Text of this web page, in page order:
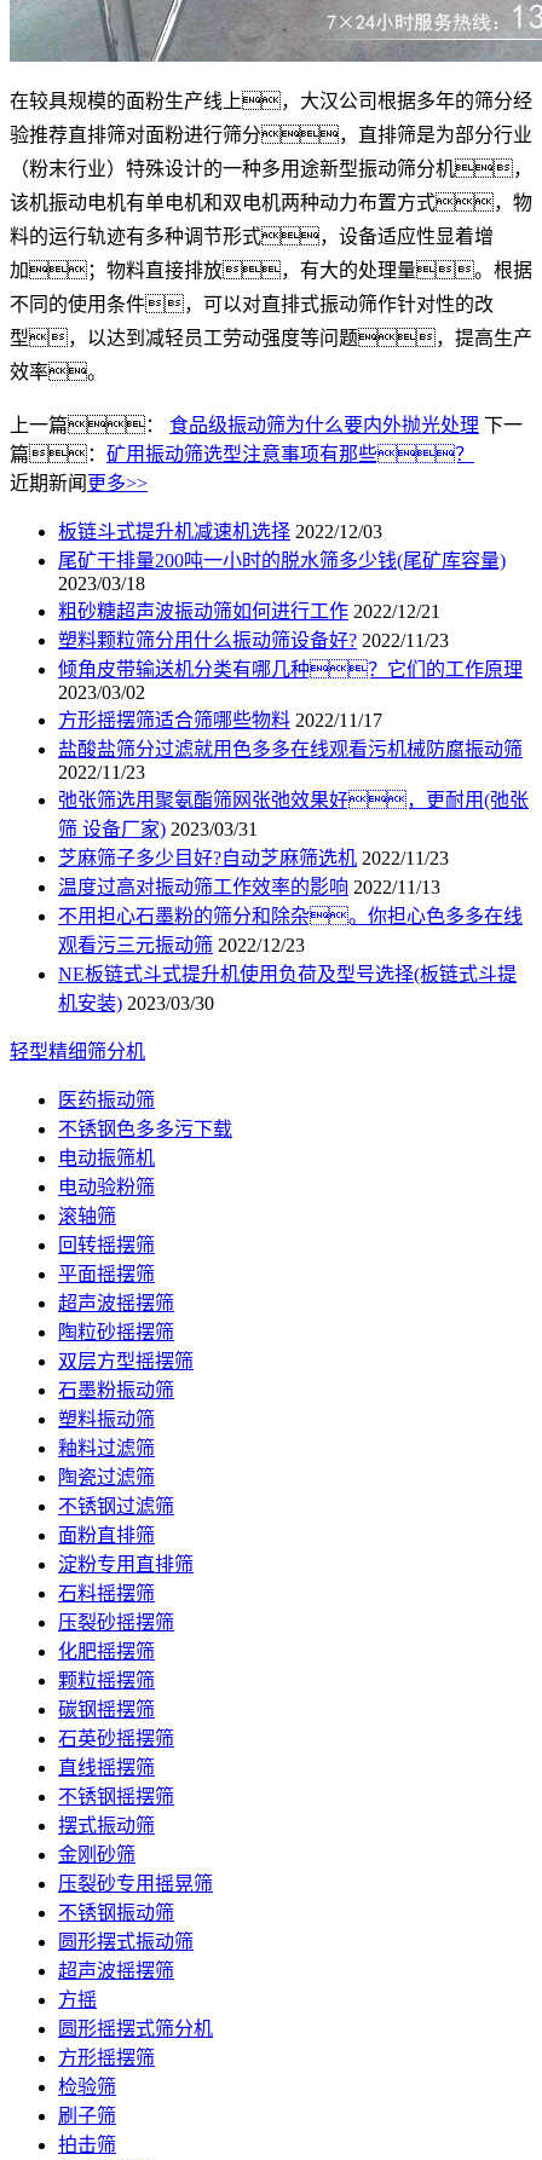
在较具规模的面粉生产线上，大汉公司根据多年的筛分经
验推荐直排筛对面粉进行筛分，直排筛是为部分行业
（粉末行业）特殊设计的一种多用途新型振动筛分机，
该机振动电机有单电机和双电机两种动力布置方式，物
料的运行轨迹有多种调节形式，设备适应性显着增
加；物料直接排放，有大的处理量。根据
不同的使用条件，可以对直排式振动筛作针对性的改
型，以达到减轻员工劳动强度等问题，提高生产
效率。
上一篇： 食品级振动筛为什么要内外抛光处理 下一
篇： 矿用振动筛选型注意事项有那些？
近期新闻 更多>>
板链斗式提升机减速机选择 2022/12/03
尾矿干排量200吨一小时的脱水筛多少钱(尾矿库容量)
2023/03/18
粗砂糖超声波振动筛如何进行工作 2022/12/21
塑料颗粒筛分用什么振动筛设备好? 2022/11/23
倾角皮带输送机分类有哪几种？它们的工作原理
2023/03/02
方形摇摆筛适合筛哪些物料 2022/11/17
盐酸盐筛分过滤就用色多多在线观看污机械防腐振动筛
2022/11/23
弛张筛选用聚氨酯筛网张弛效果好，更耐用(弛张
筛 设备厂家) 2023/03/31
芝麻筛子多少目好?自动芝麻筛选机 2022/11/23
温度过高对振动筛工作效率的影响 2022/11/13
不用担心石墨粉的筛分和除杂。你担心色多多在线
观看污三元振动筛 2022/12/23
NE板链式斗式提升机使用负荷及型号选择(板链式斗提
机安装) 2023/03/30
轻型精细筛分机
医药振动筛
不锈钢色多多污下载
电动振筛机
电动验粉筛
滚轴筛
回转摇摆筛
平面摇摆筛
超声波摇摆筛
陶粒砂摇摆筛
双层方型摇摆筛
石墨粉振动筛
塑料振动筛
釉料过滤筛
陶瓷过滤筛
不锈钢过滤筛
面粉直排筛
淀粉专用直排筛
石料摇摆筛
压裂砂摇摆筛
化肥摇摆筛
颗粒摇摆筛
碳钢摇摆筛
石英砂摇摆筛
直线摇摆筛
不锈钢摇摆筛
摆式振动筛
金刚砂筛
压裂砂专用摇晃筛
不锈钢振动筛
圆形摆式振动筛
超声波摇摆筛
方摇
圆形摇摆式筛分机
方形摇摆筛
检验筛
刷子筛
拍击筛